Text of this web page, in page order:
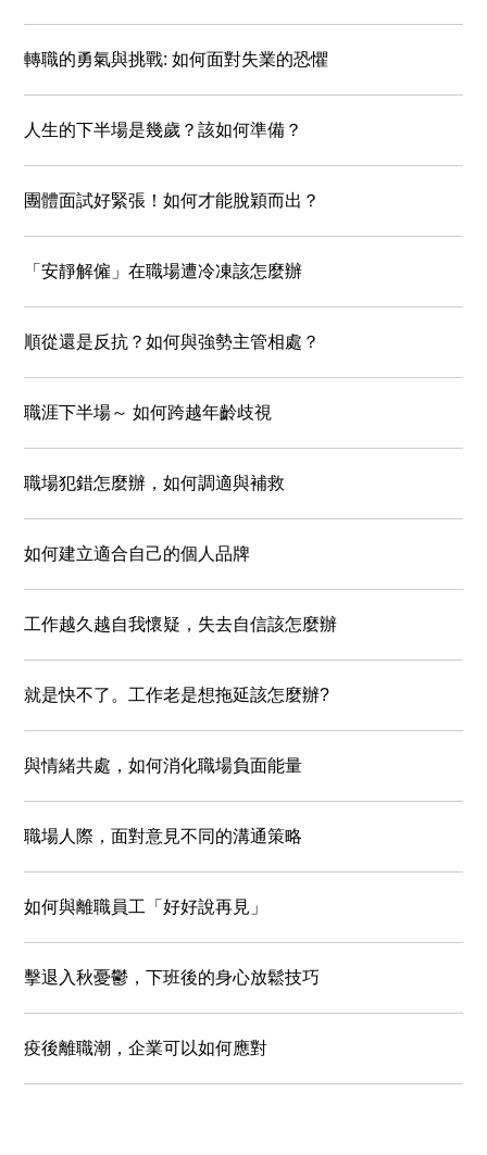
轉職的勇氣與挑戰: 如何面對失業的恐懼
人生的下半場是幾歲？該如何準備？
團體面試好緊張！如何才能脫穎而出？
「安靜解僱」在職場遭冷凍該怎麼辦
順從還是反抗？如何與強勢主管相處？
職涯下半場～ 如何跨越年齡歧視
職場犯錯怎麼辦，如何調適與補救
如何建立適合自己的個人品牌
工作越久越自我懷疑，失去自信該怎麼辦
就是快不了。工作老是想拖延該怎麼辦?
與情緒共處，如何消化職場負面能量
職場人際，面對意見不同的溝通策略
如何與離職員工「好好說再見」
擊退入秋憂鬱，下班後的身心放鬆技巧
疫後離職潮，企業可以如何應對